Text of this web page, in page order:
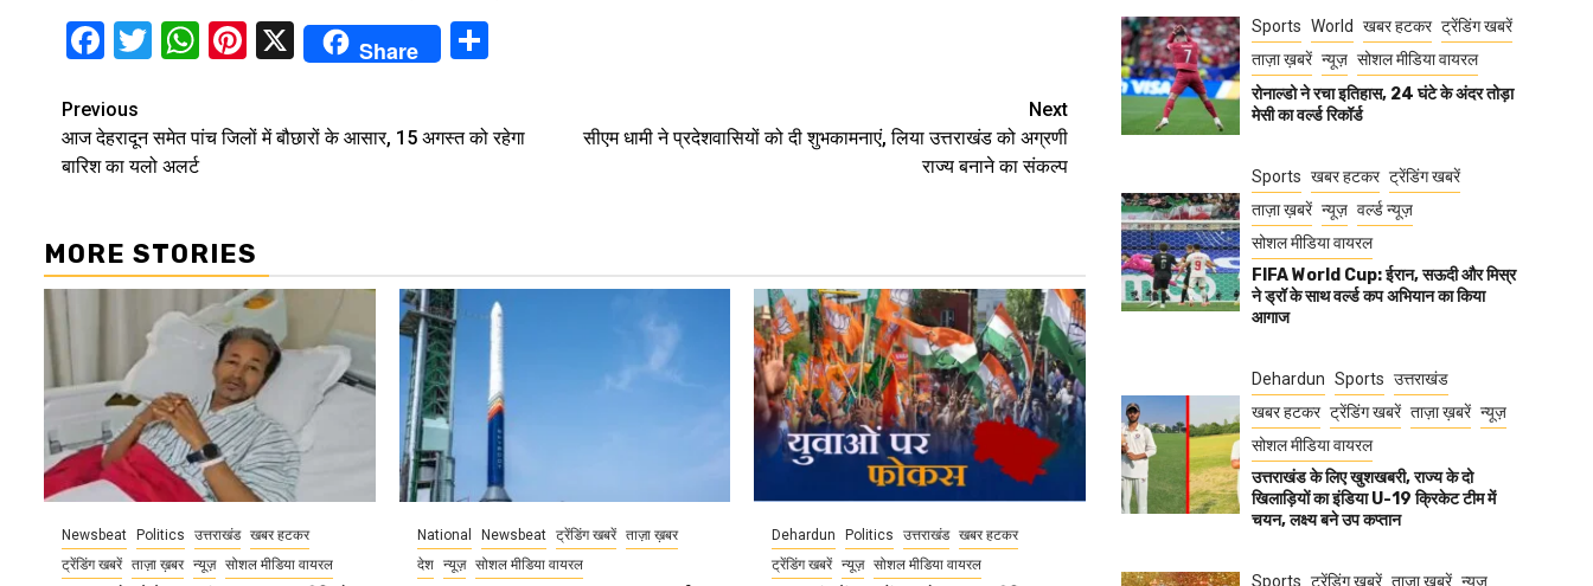
Facebook
Twitter
WhatsApp
Pinterest
X Share
Continue
Reading
Previous
आज देहरादून समेत पांच जिलों में बौछारों के आसार, 15 अगस्‍त को रहेगा
बारिश का यलो अलर्ट
Next
सीएम धामी ने प्रदेशवासियों को दी शुभकामनाएं, लिया उत्तराखंड को अग्रणी
राज्य बनाने का संकल्प
MORE STORIES
Newsbeat Politics उत्तराखंड खबर हटकर
ट्रेंडिंग खबरें ताज़ा ख़बर न्यूज़ सोशल मीडिया वायरल
National Newsbeat ट्रेंडिंग खबरें ताज़ा ख़बर
देश न्यूज़ सोशल मीडिया वायरल
Dehardun Politics उत्तराखंड खबर हटकर
ट्रेंडिंग खबरें न्यूज़ सोशल मीडिया वायरल
Sports World खबर हटकर ट्रेंडिंग खबरें
ताज़ा ख़बरें न्यूज़ सोशल मीडिया वायरल
रोनाल्डो ने रचा इतिहास, 24 घंटे के अंदर तोड़ा
मेसी का वर्ल्ड रिकॉर्ड
Sports खबर हटकर ट्रेंडिंग खबरें
ताज़ा ख़बरें न्यूज़ वर्ल्ड न्यूज़
सोशल मीडिया वायरल
FIFA World Cup: ईरान, सऊदी और मिस्र
ने ड्रॉ के साथ वर्ल्ड कप अभियान का किया
आगाज
Dehardun Sports उत्तराखंड
खबर हटकर ट्रेंडिंग खबरें ताज़ा ख़बरें न्यूज़
सोशल मीडिया वायरल
उत्तराखंड के लिए खुशखबरी, राज्य के दो
खिलाड़ियों का इंडिया U-19 क्रिकेट टीम में
चयन, लक्ष्य बने उप कप्तान
Sports ट्रेंडिंग खबरें ताज़ा ख़बरें न्यूज़